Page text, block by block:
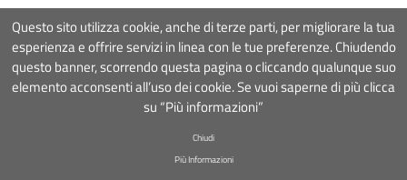
Questo sito utilizza cookie, anche di terze parti, per migliorare la tua
esperienza e offrire servizi in linea con le tue preferenze. Chiudendo
questo banner, scorrendo questa pagina o cliccando qualunque suo
elemento acconsenti all’uso dei cookie. Se vuoi saperne di più clicca
su “Più informazioni”
Chiudi
Più Informazioni